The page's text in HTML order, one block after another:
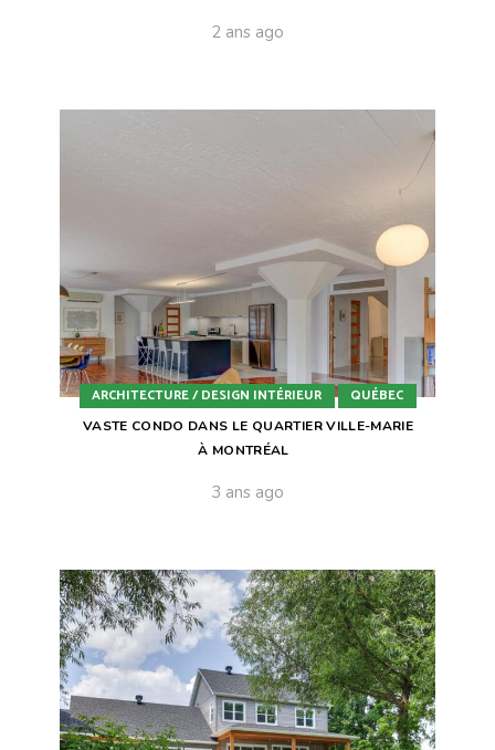
2 ans ago
ARCHITECTURE / DESIGN INTÉRIEUR QUÉBEC
VASTE CONDO DANS LE QUARTIER VILLE-MARIE
À MONTRÉAL
3 ans ago